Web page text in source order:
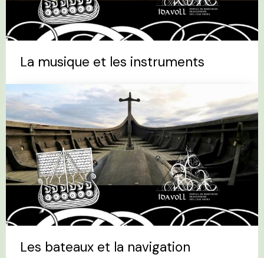
La musique et les instruments
Les bateaux et la navigation